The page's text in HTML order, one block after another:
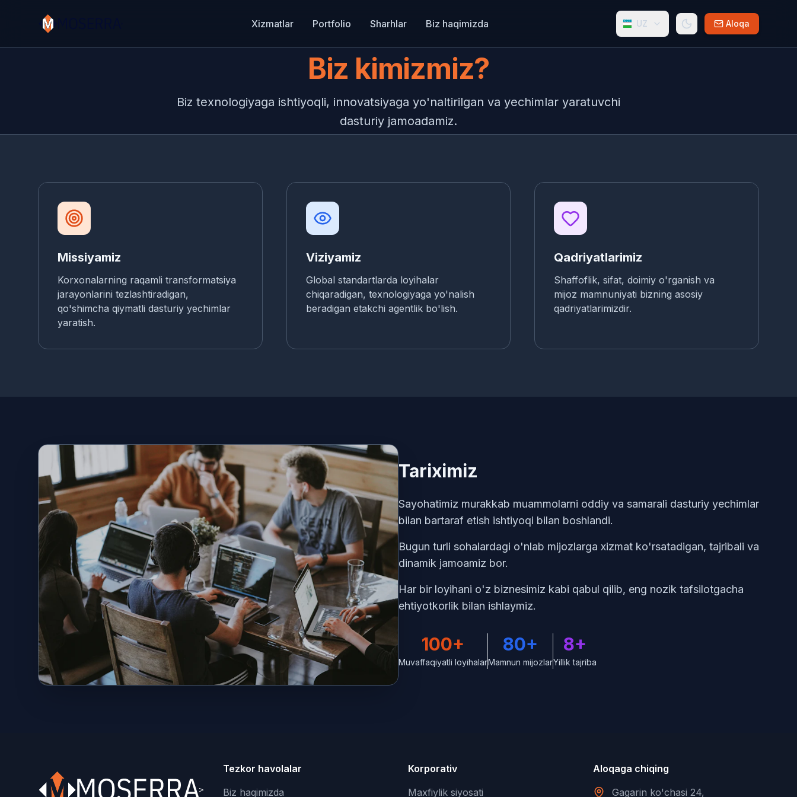
Xizmatlar Portfolio Sharhlar Biz haqimizda UZ Aloqa
Biz kimizmiz?
Biz texnologiyaga ishtiyoqli, innovatsiyaga yo'naltirilgan va yechimlar yaratuvchi
dasturiy jamoadamiz.
Missiyamiz
Korxonalarning raqamli transformatsiya
jarayonlarini tezlashtiradigan,
qo'shimcha qiymatli dasturiy yechimlar
yaratish.
Viziyamiz
Global standartlarda loyihalar
chiqaradigan, texnologiyaga yo'nalish
beradigan etakchi agentlik bo'lish.
Qadriyatlarimiz
Shaffoflik, sifat, doimiy o'rganish va
mijoz mamnuniyati bizning asosiy
qadriyatlarimizdir.
Tariximiz
Sayohatimiz murakkab muammolarni oddiy va samarali dasturiy yechimlar
bilan bartaraf etish ishtiyoqi bilan boshlandi.
Bugun turli sohalardagi o'nlab mijozlarga xizmat ko'rsatadigan, tajribali va
dinamik jamoamiz bor.
Har bir loyihani o'z biznesimiz kabi qabul qilib, eng nozik tafsilotgacha
ehtiyotkorlik bilan ishlaymiz.
100+
Muvaffaqiyatli loyihalar
80+
Mamnun mijozlar
8+
Yillik tajriba
Tezkor havolalar
Biz haqimizda
Korporativ
Maxfiylik siyosati
Aloqaga chiqing
Gagarin ko'chasi 24,